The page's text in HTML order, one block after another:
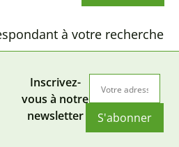
à votre recherche
Inscrivez-
vous à notre
newsletter
S'abonner